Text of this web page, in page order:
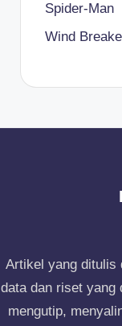
Spider-Man
Wind
Artikel yang ditulis
data dan riset yang
mengutip,